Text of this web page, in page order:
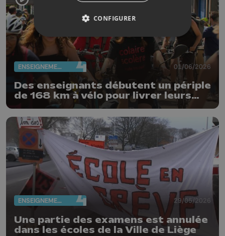
ENSEIGNEMENT 01/06/2026
Des enseignants débutent un périple
de 168 km à vélo pour livrer leurs
revendications
ENSEIGNEMENT 29/05/2026
Une partie des examens est annulée
dans les écoles de la Ville de Liège
CONFIGURER